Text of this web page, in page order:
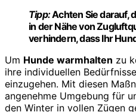
Tipp:Achten Sie darauf,
in der Nähe von
verhindern, dass Ihr
Um Hunde warmhalten zu
ihre individuellen
einzugehen. Mit diesen
angenehme Umgebung für
den Winter in vollen Zügen